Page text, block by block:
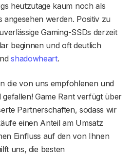
heutzutage kaum noch als
angesehen werden. Positiv zu
Gaming-SSDs derzeit
beginnen und oft deutlich
shadowheart.
die von uns empfohlenen und
Game Rant verfügt über
Partnerschaften, sodass wir
einen Anteil am Umsatz
Einfluss auf den von Ihnen
uns, die besten